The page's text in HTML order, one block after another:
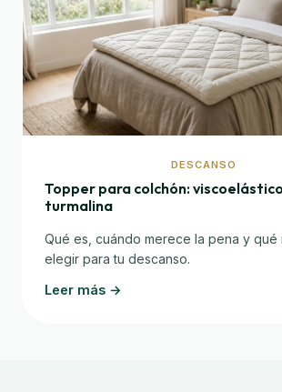
DESCANSO
Topper para colchón:
turmalina
Qué es, cuándo merece la pena y qué
elegir para tu descanso.
Leer más →